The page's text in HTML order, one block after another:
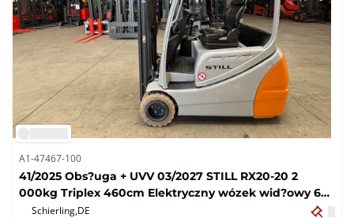
A1-47467-100
41/2025 Obs?uga + UVV 03/2027 STILL RX20-20 2
000kg Triplex 460cm Elektryczny wózek wid?owy 6
711 godzin
Schierling,DE